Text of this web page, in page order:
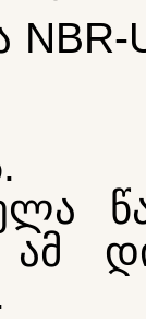
ამ